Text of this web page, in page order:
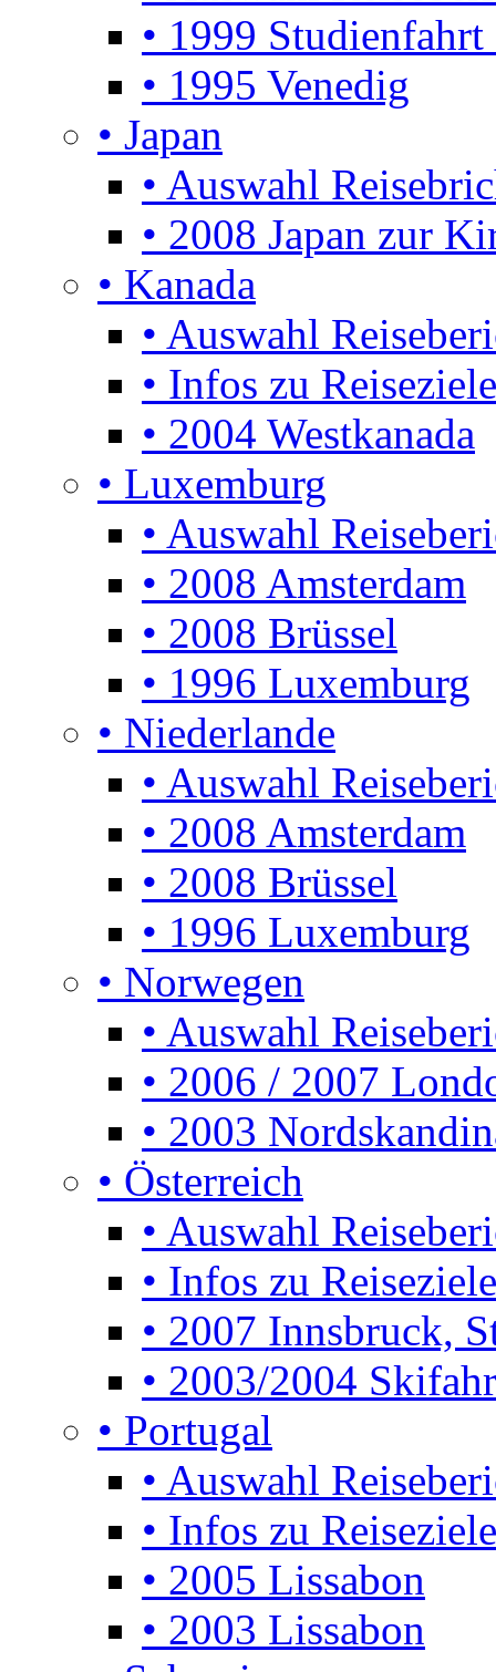
• 1999
• 1995 Venedig
• Japan
• Auswahl
• 2008 Japan zur
• Kanada
• Auswahl
• Infos zu
• 2004 Westkanada
• Luxemburg
• Auswahl
• 2008 Amsterdam
• 2008 Brüssel
• 1996 Luxemburg
• Niederlande
• Auswahl
• 2008 Amsterdam
• 2008 Brüssel
• 1996 Luxemburg
• Norwegen
• Auswahl
• 2006 / 2007
• 2003
• Österreich
• Auswahl
• Infos zu
• 2007 Innsbruck,
• 2003/2004
• Portugal
• Auswahl
• Infos zu
• 2005 Lissabon
• 2003 Lissabon